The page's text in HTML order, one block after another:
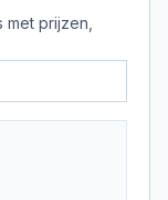
prijzen,